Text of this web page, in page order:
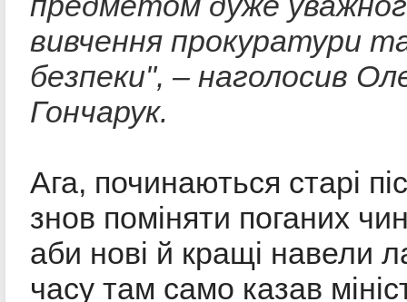
вивчення прокуратури
безпеки", – наголосив
Гончарук.
Ага, починаються старі
знов поміняти поганих
аби нові й кращі навели
часу там само казав